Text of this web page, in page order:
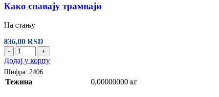
Како спавају трамваји
На стању
836,00 RSD
- +
Додај у корпу
Шифра: 2406
Тежина 0,00000000 кг